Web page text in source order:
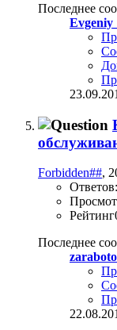
Последнее
Forbidden##,
Ответов:
Последнее